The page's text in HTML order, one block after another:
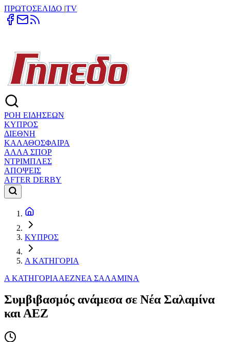
ΠΡΩΤΟΣΕΛΙΔΟ |TV
ΡΟΗ ΕΙΔΗΣΕΩΝ
ΚΥΠΡΟΣ
ΔΙΕΘΝΗ
ΚΑΛΑΘΟΣΦΑΙΡΑ
ΑΛΛΑ ΣΠΟΡ
ΝΤΡΙΜΠΛΕΣ
ΑΠΟΨΕΙΣ
AFTER DERBY
ΚΥΠΡΟΣ
Α ΚΑΤΗΓΟΡΙΑ
Α ΚΑΤΗΓΟΡΙΑAEZΝΕΑ ΣΑΛΑΜΙΝΑ
Συμβιβασμός ανάμεσα σε Νέα Σαλαμίνα
και ΑΕΖ